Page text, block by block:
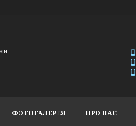
ФОТОГАЛЕРЕЯ ПРО НАС